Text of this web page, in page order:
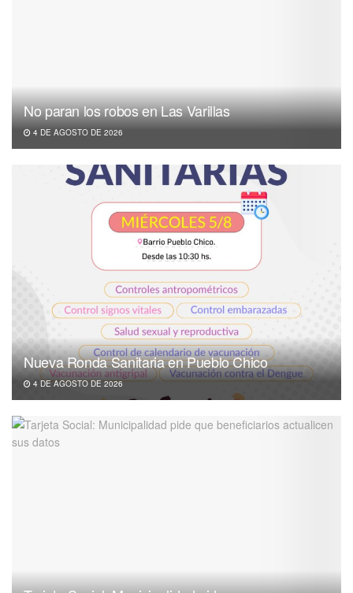
No paran los robos en Las Varillas
4 DE AGOSTO DE 2026
Nueva Ronda Sanitaria en Pueblo Chico
4 DE AGOSTO DE 2026